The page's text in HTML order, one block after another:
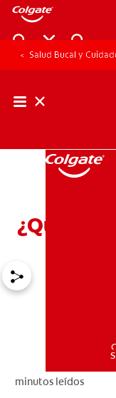
Salud Bucal y
¿Qué es la
minutos leídos